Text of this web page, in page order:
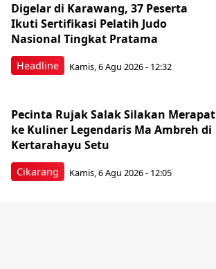
Headline
Digelar di Karawang, 37 Peserta
Ikuti Sertifikasi Pelatih Judo
Nasional Tingkat Pratama
Kamis, 6 Agu 2026 - 12:32
Cikarang
Pecinta Rujak Salak Silakan Merapat
ke Kuliner Legendaris Ma Ambreh di
Kertarahayu Setu
Kamis, 6 Agu 2026 - 12:05